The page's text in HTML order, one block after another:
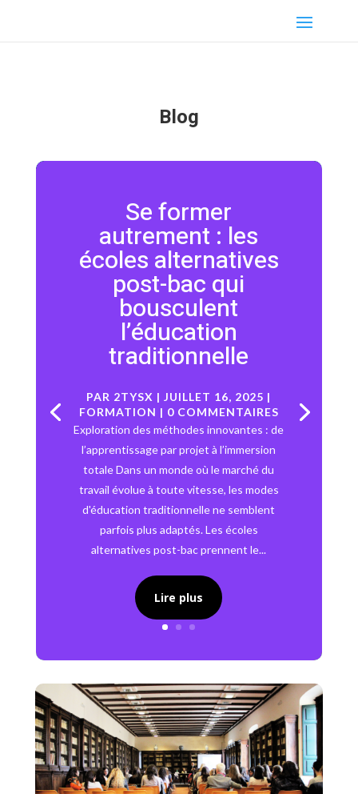
Blog
Se former
autrement : les
écoles alternatives
post-bac qui
bousculent
l’éducation
traditionnelle
PAR 2TYSX |JUILLET 16, 2025 |
FORMATION | 0 COMMENTAIRES
Exploration des méthodes innovantes : de
l’apprentissage par projet à l’immersion
totale Dans un monde où le marché du
travail évolue à toute vitesse, les modes
d'éducation traditionnelle ne semblent
parfois plus adaptés. Les écoles
alternatives post-bac prennent le...
Lire plus